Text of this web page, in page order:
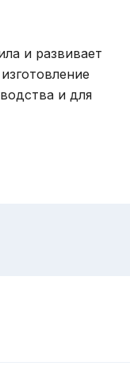
и развивает
и для